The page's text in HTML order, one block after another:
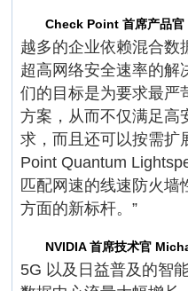
Check Point 首席产品官
越多的企业依赖混合数
超高网络安全速率的
们的目标是为要求最严
方案，从而不仅满足高
求，而且还可以按需扩
Point Quantum
匹配网速的线速防火墙
方面的新标杆。”
NVIDIA 首席技术官
5G 以及日益普及的智